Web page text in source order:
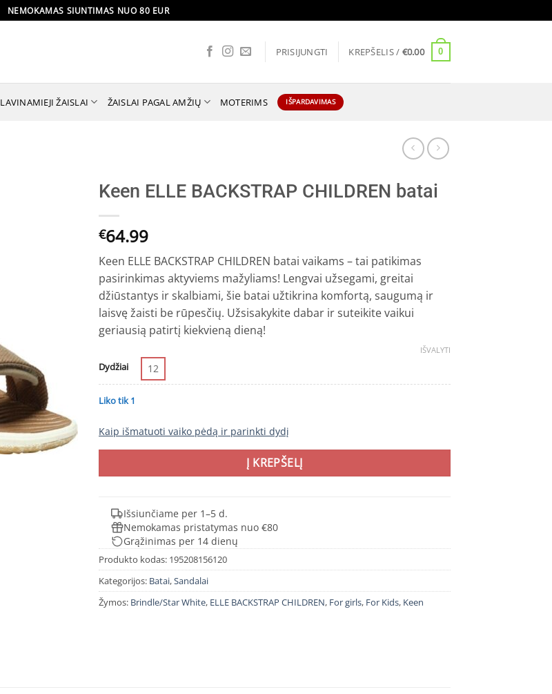
NEMOKAMAS SIUNTIMAS NUO 80 EUR
PRISIJUNGTI KREPŠELIS / €0.00 0
LAVINAMIEJI ŽAISLAI ŽAISLAI PAGAL AMŽIŲ MOTERIMS IŠPARDAVIMAS
Keen ELLE BACKSTRAP CHILDREN batai
€64.99
Keen ELLE BACKSTRAP CHILDREN batai vaikams – tai patikimas
pasirinkimas aktyviems mažyliams! Lengvai užsegami, greitai
džiūstantys ir skalbiami, šie batai užtikrina komfortą, saugumą ir
laisvę žaisti be rūpesčių. Užsisakykite dabar ir suteikite vaikui
geriausią patirtį kiekvieną dieną!
Dydžiai 12
IŠVALYTI
Liko tik 1
Kaip išmatuoti vaiko pėdą ir parinkti dydį
Į KREPŠELĮ
Išsiunčiame per 1–5 d.
Nemokamas pristatymas nuo €80
Grąžinimas per 14 dienų
Produkto kodas: 195208156120
Kategorijos: Batai,Sandalai
Žymos: Brindle/Star White, ELLE BACKSTRAP CHILDREN, For girls, For Kids, Keen